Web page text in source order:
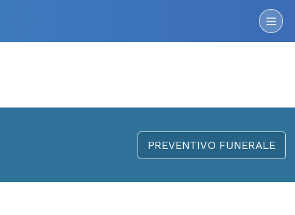
PREVENTIVO FUNERALE